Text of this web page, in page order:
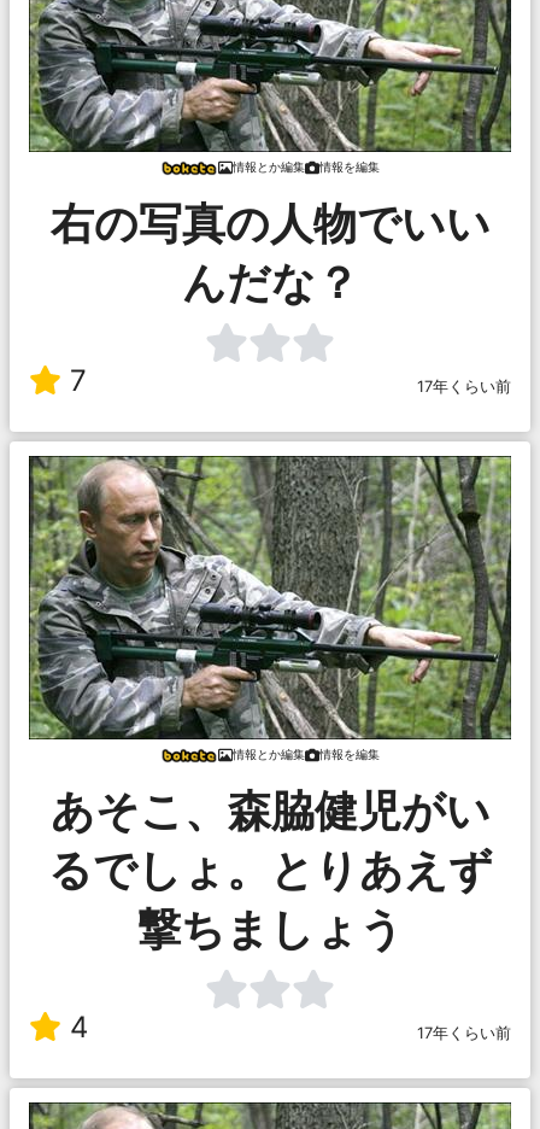
情報とか編集 情報を編集
右の写真の人物でいい
んだな？
7 17年くらい前
情報とか編集 情報を編集
あそこ、森脇健児がい
るでしょ。とりあえず
撃ちましょう
4 17年くらい前